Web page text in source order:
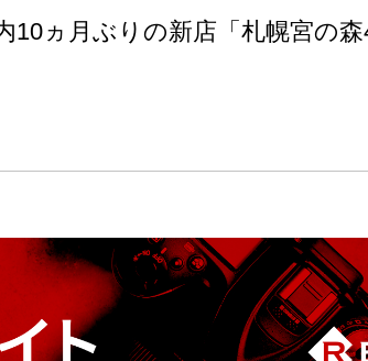
10ヵ月ぶりの新店「札幌宮の